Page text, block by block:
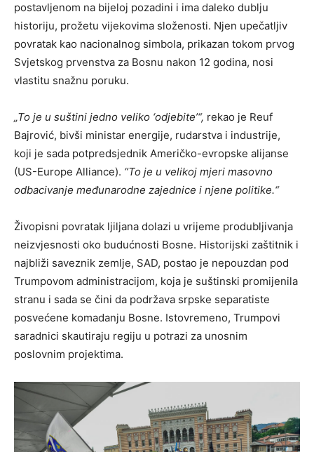
postavljenom na bijeloj pozadini i ima daleko dublju
historiju, prožetu vijekovima složenosti. Njen upečatljiv
povratak kao nacionalnog simbola, prikazan tokom prvog
Svjetskog prvenstva za Bosnu nakon 12 godina, nosi
vlastitu snažnu poruku.
„To je u suštini jedno veliko ‘odjebite’“, rekao je Reuf
Bajrović, bivši ministar energije, rudarstva i industrije,
koji je sada potpredsjednik Američko-evropske alijanse
(US-Europe Alliance). “To je u velikoj mjeri masovno
odbacivanje međunarodne zajednice i njene politike.“
Živopisni povratak ljiljana dolazi u vrijeme produbljivanja
neizvjesnosti oko budućnosti Bosne. Historijski zaštitnik i
najbliži saveznik zemlje, SAD, postao je nepouzdan pod
Trumpovom administracijom, koja je suštinski promijenila
stranu i sada se čini da podržava srpske separatiste
posvećene komadanju Bosne. Istovremeno, Trumpovi
saradnici skautiraju regiju u potrazi za unosnim
poslovnim projektima.